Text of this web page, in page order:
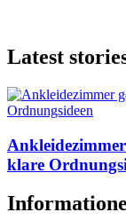
Latest
klare